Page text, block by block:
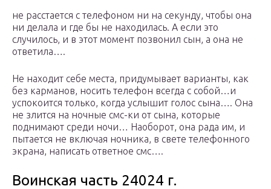
не расстается с телефоном ни на секунду, чтобы она
ни делала и где бы не находилась. А если это
случилось, и в этот момент позвонил сын, а она не
ответила….
Не находит себе места, придумывает варианты, как
без карманов, носить телефон всегда с собой…и
успокоится только, когда услышит голос сына…. Она
не злится на ночные смс-ки от сына, которые
поднимают среди ночи… Наоборот, она рада им, и
пытается не включая ночника, в свете телефонного
экрана, написать ответное смс….
Воинская часть 24024 г.